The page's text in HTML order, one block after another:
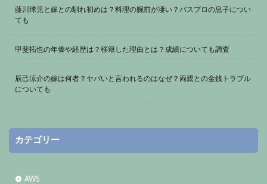
藤川球児と嫁との馴れ初めは？料理の腕前が凄い？バスプロの息子につい
ても
甲斐拓也の年俸や経歴は？移籍した理由とは？成績についても調査
辰己涼介の嫁は何者？ヤバいと言われるのはなぜ？両親との金銭トラブル
についても
カテゴリー
AWS